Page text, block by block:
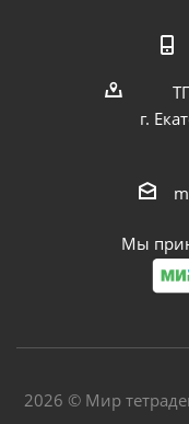
г.
Мы
2026 © Мир